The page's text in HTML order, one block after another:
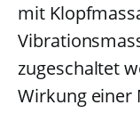
mit
zugeschaltet
Wirkung einer